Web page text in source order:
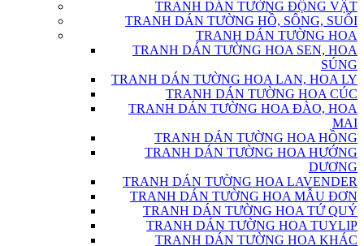
TRANH DÁN TƯỜNG ĐỘNG VẬT
TRANH DÁN TƯỜNG HỒ, SÔNG, SUỐI
TRANH DÁN TƯỜNG HOA
TRANH DÁN TƯỜNG HOA SEN, HOA
SÚNG
TRANH DÁN TƯỜNG HOA LAN, HOA LY
TRANH DÁN TƯỜNG HOA CÚC
TRANH DÁN TƯỜNG HOA ĐÀO, HOA
MAI
TRANH DÁN TƯỜNG HOA HỒNG
TRANH DÁN TƯỜNG HOA HƯỚNG
DƯƠNG
TRANH DÁN TƯỜNG HOA LAVENDER
TRANH DÁN TƯỜNG HOA MẪU ĐƠN
TRANH DÁN TƯỜNG HOA TỨ QUÝ
TRANH DÁN TƯỜNG HOA TUYLIP
TRANH DÁN TƯỜNG HOA KHÁC